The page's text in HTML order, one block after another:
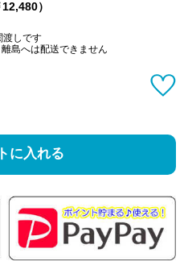
）
しです
島へは配送できません
に入れる